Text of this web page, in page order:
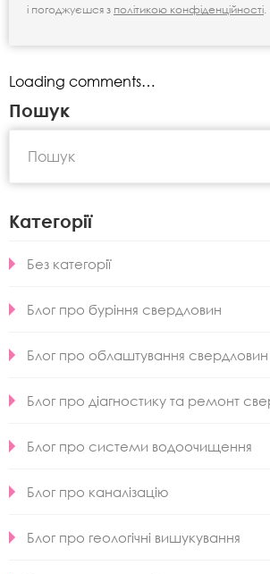
і погоджуєшся з політикою конфіденційності.
Loading comments…
Пошук
Категорії
Без категорії
Блог про буріння свердловин
Блог про облаштування свердловин
Блог про діагностику та ремонт
Блог про системи водоочищення
Блог про каналізацію
Блог про геологічні вишукування